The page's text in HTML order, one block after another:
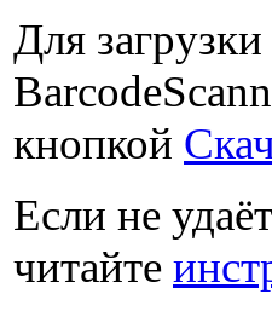
Для
кнопкой
Если не
читайте